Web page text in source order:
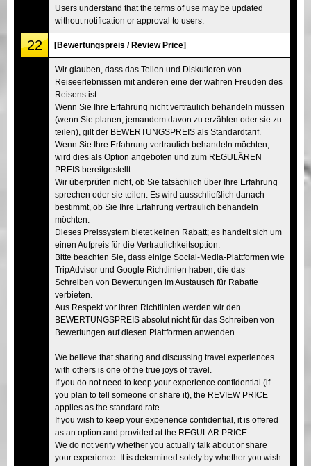
Users understand that the terms of use may be updated
without notification or approval to users.
22 [Bewertungspreis / Review Price]
Wir glauben, dass das Teilen und Diskutieren von
Reiseerlebnissen mit anderen eine der wahren Freuden des
Reisens ist.
Wenn Sie Ihre Erfahrung nicht vertraulich behandeln müssen
(wenn Sie planen, jemandem davon zu erzählen oder sie zu
teilen), gilt der BEWERTUNGSPREIS als Standardtarif.
Wenn Sie Ihre Erfahrung vertraulich behandeln möchten,
wird dies als Option angeboten und zum REGULÄREN
PREIS bereitgestellt.
Wir überprüfen nicht, ob Sie tatsächlich über Ihre Erfahrung
sprechen oder sie teilen. Es wird ausschließlich danach
bestimmt, ob Sie Ihre Erfahrung vertraulich behandeln
möchten.
Dieses Preissystem bietet keinen Rabatt; es handelt sich um
einen Aufpreis für die Vertraulichkeitsoption.
Bitte beachten Sie, dass einige Social-Media-Plattformen wie
TripAdvisor und Google Richtlinien haben, die das
Schreiben von Bewertungen im Austausch für Rabatte
verbieten.
Aus Respekt vor ihren Richtlinien werden wir den
BEWERTUNGSPREIS absolut nicht für das Schreiben von
Bewertungen auf diesen Plattformen anwenden.
We believe that sharing and discussing travel experiences
with others is one of the true joys of travel.
If you do not need to keep your experience confidential (if
you plan to tell someone or share it), the REVIEW PRICE
applies as the standard rate.
If you wish to keep your experience confidential, it is offered
as an option and provided at the REGULAR PRICE.
We do not verify whether you actually talk about or share
your experience. It is determined solely by whether you wish